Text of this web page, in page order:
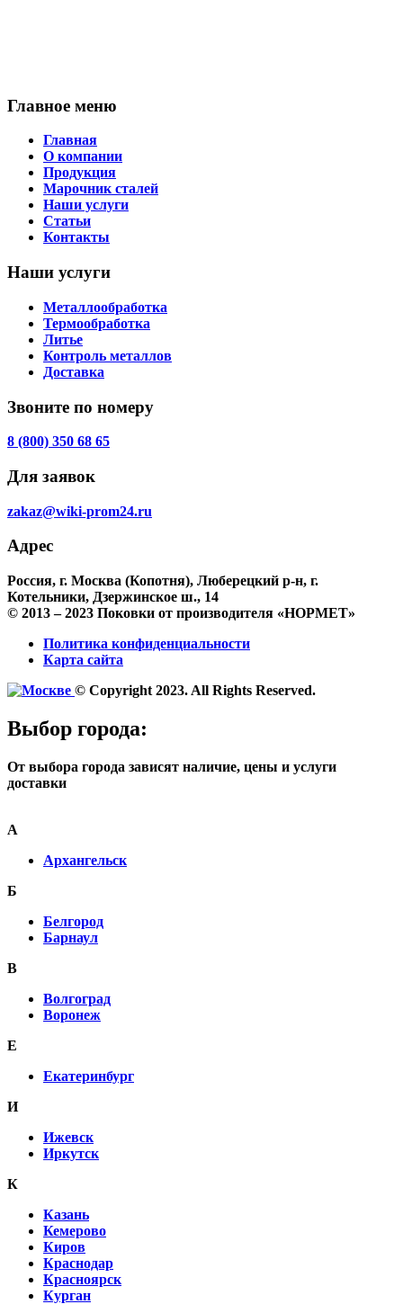
Главное меню
Главная
О компании
Продукция
Марочник сталей
Наши услуги
Статьи
Контакты
Наши услуги
Металлообработка
Термообработка
Литье
Контроль металлов
Доставка
Звоните по номеру
8 (800) 350 68 65
Для заявок
zakaz@wiki-prom24.ru
Адрес
Россия, г. Москва (Копотня), Люберецкий р-н, г.
Котельники, Дзержинское ш., 14
© 2013 – 2023 Поковки от производителя «НОРМЕТ»
Политика конфиденциальности
Карта сайта
© Copyright 2023. All Rights Reserved.
Выбор города:
От выбора города зависят наличие, цены и услуги
доставки
А
Архангельск
Б
Белгород
Барнаул
В
Волгоград
Воронеж
E
Екатеринбург
И
Ижевск
Иркутск
К
Казань
Кемерово
Киров
Краснодар
Красноярск
Курган